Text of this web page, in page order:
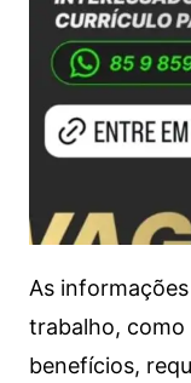
As
trabalho, como
benefícios,